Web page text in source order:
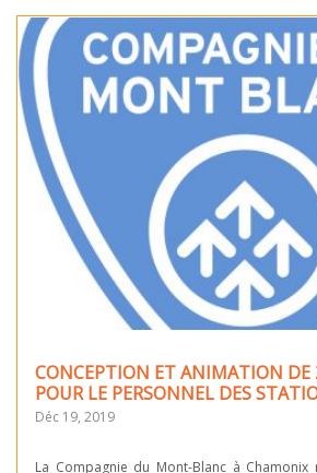
CONCEPTION ET ANIMATION DE
POUR LE PERSONNEL DES
Déc 19, 2019
La Compagnie du Mont-Blanc à